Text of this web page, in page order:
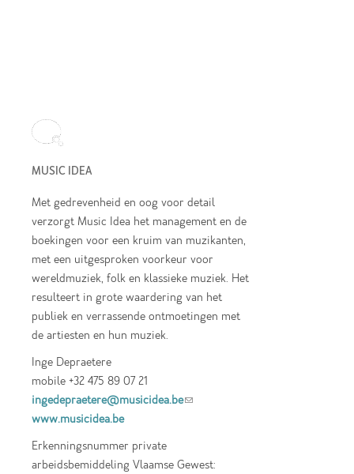
MUSIC IDEA
Met gedrevenheid en oog voor detail
verzorgt Music Idea het management en de
boekingen voor een kruim van muzikanten,
met een uitgesproken voorkeur voor
wereldmuziek, folk en klassieke muziek. Het
resulteert in grote waardering van het
publiek en verrassende ontmoetingen met
de artiesten en hun muziek.
Inge Depraetere
mobile +32 475 89 07 21
ingedepraetere@musicidea.be(link sends e-
www.musicidea.be
Erkenningsnummer private
arbeidsbemiddeling Vlaamse Gewest: